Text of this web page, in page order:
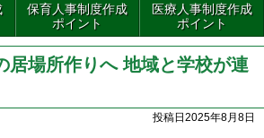
保育人事制度作成
ポイント
医療人事制度作成
ポイント
居場所作りへ 地域と学校が連
投稿日2025年8月8日